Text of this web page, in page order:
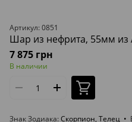
Артикул: 0851
Шар из нефрита, 55мм из
7 875 грн
В наличии
Знак Зодиака Скорпион, Телец